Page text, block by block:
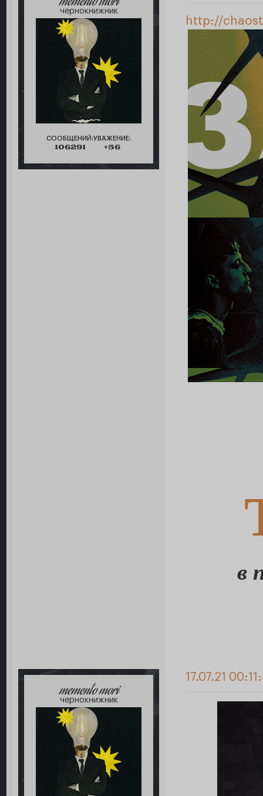
чернокнижник
СООБЩЕНИЙ:
106291
УВАЖЕНИЕ:
+56
http://
в
memento mori
чернокнижник
17.07.21